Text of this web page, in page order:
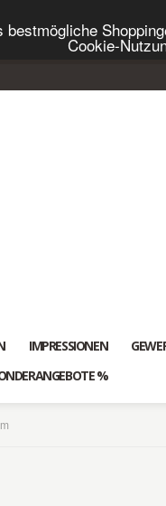
Cookie-
IMPRESSIONEN
%